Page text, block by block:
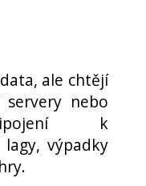
ale chtějí
nebo
k
výpadky